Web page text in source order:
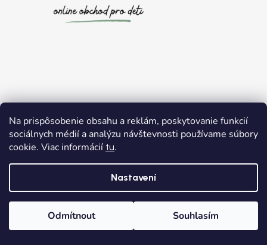
Na prispôsobenie obsahu a reklám, poskytovanie funkcií
sociálnych médií a analýzu návštevnosti používame súbory
cookie. Viac informácií tu.
Nastavení
Odmítnout Souhlasím
Užitečné informace
O nás
Výhody nákupu
Nejčastější otázky